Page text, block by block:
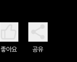
좋아요 공유